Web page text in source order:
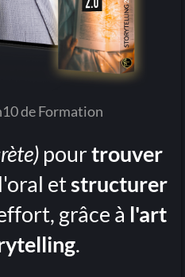
de Formation
pourtrouver
etstructurer
grâce à l'art
.